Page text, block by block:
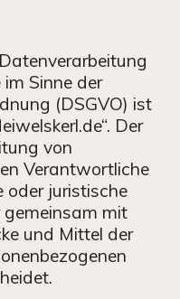
Sinne der
(DSGVO) ist
Der
von
Verantwortliche
oder juristische
gemeinsam mit
und Mittel der